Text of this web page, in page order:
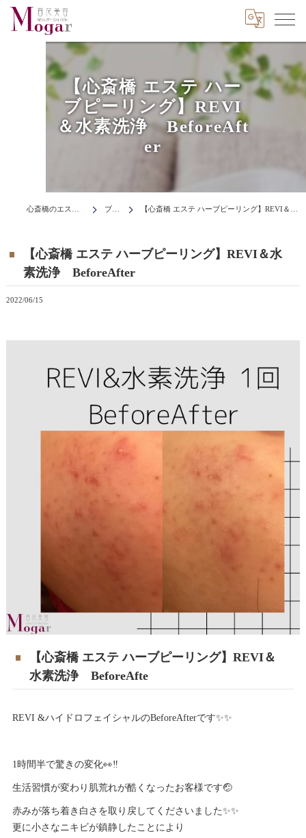
【心斎橋 エステ ハー
ブピーリング】REVI
＆水素洗浄 BeforeAft
er
ブログ 【心斎橋 エステ ハーブピーリング】REVI＆水素洗浄 BeforeAfter
【心斎橋 エステ ハーブピーリング】REVI＆水
素洗浄 BeforeAfter
2022/06/15
【心斎橋 エステ ハーブピーリング】REVI＆
水素洗浄 BeforeAfte
REVI &ハイドロフェイシャルのBeforeAfterです✨✨
1時間半で驚きの変化👀‼️
生活習慣が変わり肌荒れが酷くなったお客様です🤕
赤みが落ち着き白さを取り戻してくださいました✨✨
更に小さなニキビが鎮静したことにより